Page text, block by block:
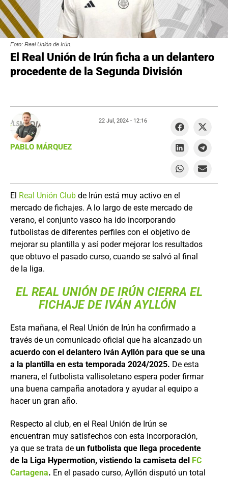
Foto: Real Unión de Irún.
El Real Unión de Irún ficha a un delantero
procedente de la Segunda División
El Real Unión Club de Irún está muy activo en el
mercado de fichajes. A lo largo de este mercado de
verano, el conjunto vasco ha ido incorporando
futbolistas de diferentes perfiles con el objetivo de
mejorar su plantilla y así poder mejorar los resultados
que obtuvo el pasado curso, cuando se salvó al final
de la liga.
EL REAL UNIÓN DE IRÚN CIERRA EL
FICHAJE DE IVÁN AYLLÓN
Esta mañana, el Real Unión de Irún ha confirmado a
través de un comunicado oficial que ha alcanzado un
acuerdo con el delantero Iván Ayllón para que se una
a la plantilla en esta temporada 2024/2025. De esta
manera, el futbolista vallisoletano espera poder firmar
una buena campaña anotadora y ayudar al equipo a
hacer un gran año.
Respecto al club, en el Real Unión de Irún se
encuentran muy satisfechos con esta incorporación,
ya que se trata de un futbolista que llega procedente
de la Liga Hypermotion, vistiendo la camiseta del FC
Cartagena. En el pasado curso, Ayllón disputó un total
PABLO MÁRQUEZ
22 Jul, 2024 - 12:16